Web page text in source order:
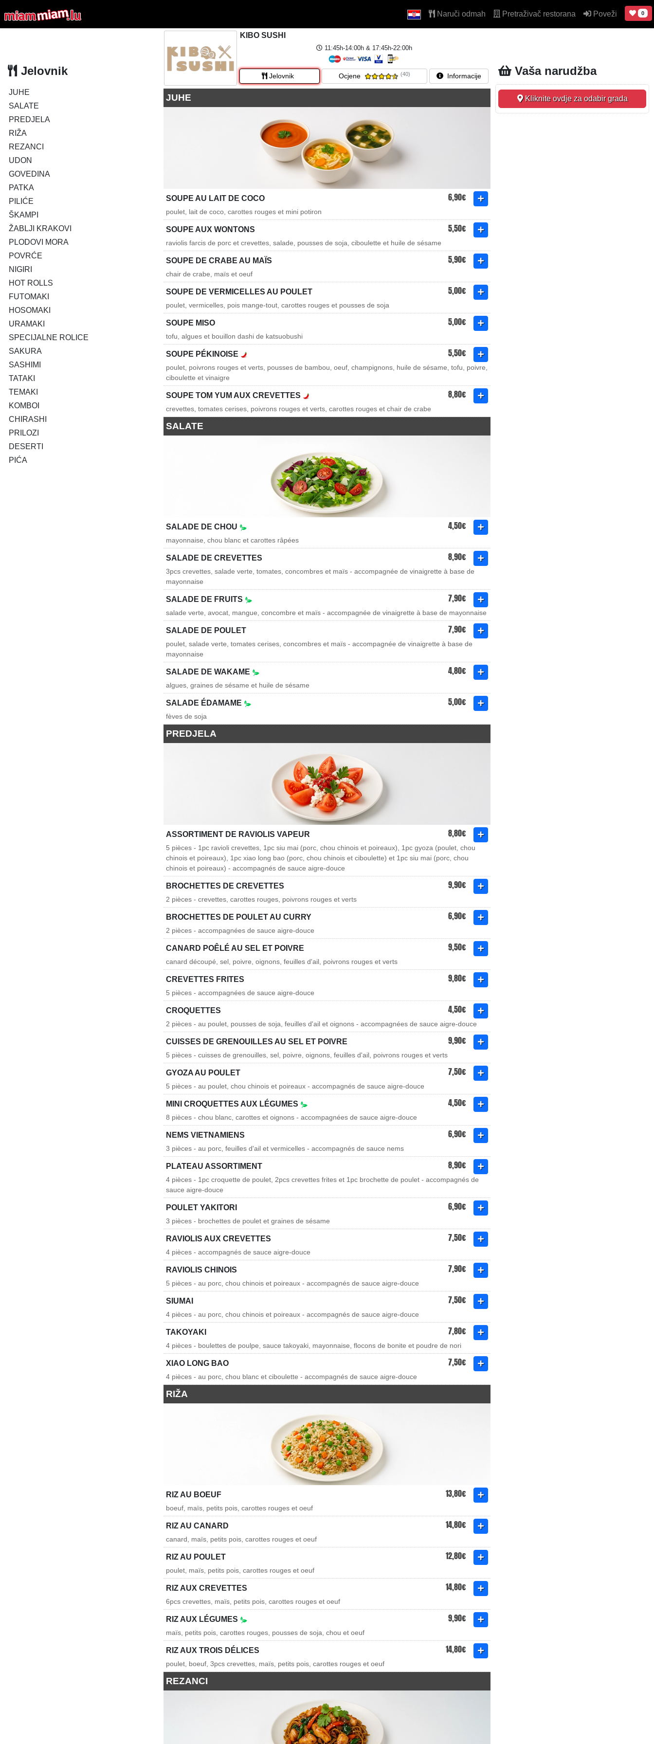
Naruči odmah Pretraživač restorana Poveži 0
Jelovnik
JUHE
SALATE
PREDJELA
RIŽA
REZANCI
UDON
GOVEDINA
PATKA
PILIĆE
ŠKAMPI
ŽABLJI KRAKOVI
PLODOVI MORA
POVRĆE
NIGIRI
HOT ROLLS
FUTOMAKI
HOSOMAKI
URAMAKI
SPECIJALNE ROLICE
SAKURA
SASHIMI
TATAKI
TEMAKI
KOMBOI
CHIRASHI
PRILOZI
DESERTI
PIĆA
KIBO SUSHI
11:45h-14:00h & 17:45h-22:00h
Jelovnik Ocjene (40) Informacije
JUHE
SOUPE AU LAIT DE COCO 6,90€
poulet, lait de coco, carottes rouges et mini potiron
SOUPE AUX WONTONS 5,50€
raviolis farcis de porc et crevettes, salade, pousses de soja, ciboulette et huile de sésame
SOUPE DE CRABE AU MAÏS 5,90€
chair de crabe, maïs et oeuf
SOUPE DE VERMICELLES AU POULET 5,00€
poulet, vermicelles, pois mange-tout, carottes rouges et pousses de soja
SOUPE MISO 5,00€
tofu, algues et bouillon dashi de katsuobushi
SOUPE PÉKINOISE 5,50€
poulet, poivrons rouges et verts, pousses de bambou, oeuf, champignons, huile de sésame, tofu, poivre,
ciboulette et vinaigre
SOUPE TOM YUM AUX CREVETTES 8,80€
crevettes, tomates cerises, poivrons rouges et verts, carottes rouges et chair de crabe
SALATE
SALADE DE CHOU 4,50€
mayonnaise, chou blanc et carottes râpées
SALADE DE CREVETTES 8,90€
3pcs crevettes, salade verte, tomates, concombres et maïs - accompagnée de vinaigrette à base de
mayonnaise
SALADE DE FRUITS 7,90€
salade verte, avocat, mangue, concombre et maïs - accompagnée de vinaigrette à base de mayonnaise
SALADE DE POULET 7,90€
poulet, salade verte, tomates cerises, concombres et maïs - accompagnée de vinaigrette à base de
mayonnaise
SALADE DE WAKAME 4,80€
algues, graines de sésame et huile de sésame
SALADE ÉDAMAME 5,00€
fèves de soja
PREDJELA
ASSORTIMENT DE RAVIOLIS VAPEUR 8,80€
5 pièces - 1pc ravioli crevettes, 1pc siu mai (porc, chou chinois et poireaux), 1pc gyoza (poulet, chou
chinois et poireaux), 1pc xiao long bao (porc, chou chinois et ciboulette) et 1pc siu mai (porc, chou
chinois et poireaux) - accompagnés de sauce aigre-douce
BROCHETTES DE CREVETTES 9,90€
2 pièces - crevettes, carottes rouges, poivrons rouges et verts
BROCHETTES DE POULET AU CURRY 6,90€
2 pièces - accompagnées de sauce aigre-douce
CANARD POÊLÉ AU SEL ET POIVRE 9,50€
canard découpé, sel, poivre, oignons, feuilles d'ail, poivrons rouges et verts
CREVETTES FRITES 9,80€
5 pièces - accompagnées de sauce aigre-douce
CROQUETTES 4,50€
2 pièces - au poulet, pousses de soja, feuilles d'ail et oignons - accompagnées de sauce aigre-douce
CUISSES DE GRENOUILLES AU SEL ET POIVRE 9,90€
5 pièces - cuisses de grenouilles, sel, poivre, oignons, feuilles d'ail, poivrons rouges et verts
GYOZA AU POULET 7,50€
5 pièces - au poulet, chou chinois et poireaux - accompagnés de sauce aigre-douce
MINI CROQUETTES AUX LÉGUMES 4,50€
8 pièces - chou blanc, carottes et oignons - accompagnées de sauce aigre-douce
NEMS VIETNAMIENS 6,90€
3 pièces - au porc, feuilles d'ail et vermicelles - accompagnés de sauce nems
PLATEAU ASSORTIMENT 8,90€
4 pièces - 1pc croquette de poulet, 2pcs crevettes frites et 1pc brochette de poulet - accompagnés de
sauce aigre-douce
POULET YAKITORI 6,90€
3 pièces - brochettes de poulet et graines de sésame
RAVIOLIS AUX CREVETTES 7,50€
4 pièces - accompagnés de sauce aigre-douce
RAVIOLIS CHINOIS 7,90€
5 pièces - au porc, chou chinois et poireaux - accompagnés de sauce aigre-douce
SIUMAI 7,50€
4 pièces - au porc, chou chinois et poireaux - accompagnés de sauce aigre-douce
TAKOYAKI 7,80€
4 pièces - boulettes de poulpe, sauce takoyaki, mayonnaise, flocons de bonite et poudre de nori
XIAO LONG BAO 7,50€
4 pièces - au porc, chou blanc et ciboulette - accompagnés de sauce aigre-douce
RIŽA
RIZ AU BOEUF 13,80€
boeuf, maïs, petits pois, carottes rouges et oeuf
RIZ AU CANARD 14,80€
canard, maïs, petits pois, carottes rouges et oeuf
RIZ AU POULET 12,80€
poulet, maïs, petits pois, carottes rouges et oeuf
RIZ AUX CREVETTES 14,80€
6pcs crevettes, maïs, petits pois, carottes rouges et oeuf
RIZ AUX LÉGUMES 9,90€
maïs, petits pois, carottes rouges, pousses de soja, chou et oeuf
RIZ AUX TROIS DÉLICES 14,80€
poulet, boeuf, 3pcs crevettes, maïs, petits pois, carottes rouges et oeuf
REZANCI
Vaša narudžba
Kliknite ovdje za odabir grada